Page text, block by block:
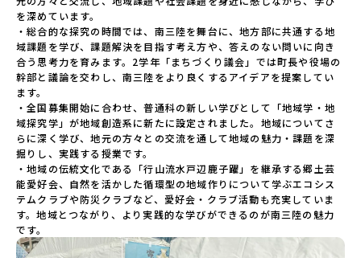
を深めています。
・総合的な探究の時間では、南三陸を舞台に、地方部に共通する地
域課題を学び、課題解決を目指す考え方や、答えのない問いに向き
合う思考力を育みます。2学年「まちづくり議会」では町長や役場の
幹部と議論を交わし、南三陸をより良くするアイデアを提案してい
ます。
・全国募集開始に合わせ、普通科の新しい学びとして「地域学・地
域探究学」が地域創造系に新たに設定されました。地域についてさ
らに深く学び、地元の方々との交流を通して地域の魅力・課題を深
掘りし、実践する授業です。
・地域の伝統文化である「行山流水戸辺鹿子躍」を継承する郷土芸
能愛好会、自然を活かした循環型の地域作りについて学ぶエコシス
テムクラブや防災クラブなど、愛好会・クラブ活動も充実していま
す。地域とつながり、より実践的な学びができるのが南三陸の魅力
です。